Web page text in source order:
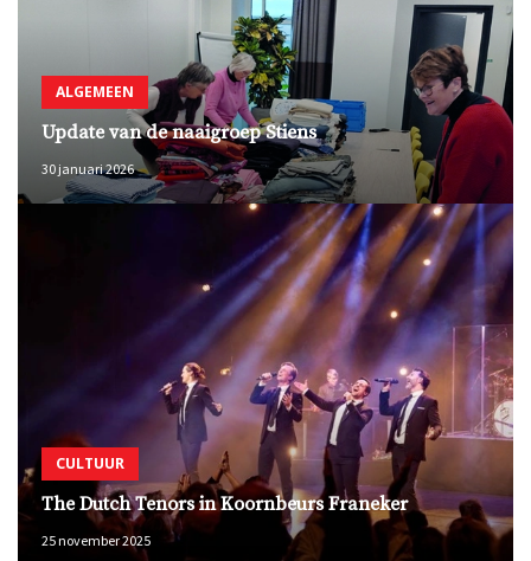
ALGEMEEN
Update van de naaigroep Stiens
30 januari 2026
CULTUUR
The Dutch Tenors in Koornbeurs Franeker
25 november 2025